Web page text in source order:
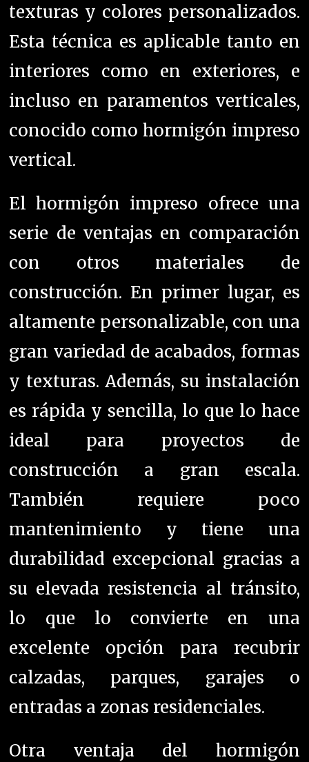
texturas y colores personalizados.
Esta técnica es aplicable tanto en
interiores como en exteriores, e
incluso en paramentos verticales,
conocido como hormigón impreso
vertical.
El hormigón impreso ofrece una
serie de ventajas en comparación
con otros materiales de
construcción. En primer lugar, es
altamente personalizable, con una
gran variedad de acabados, formas
y texturas. Además, su instalación
es rápida y sencilla, lo que lo hace
ideal para proyectos de
construcción a gran escala.
También requiere poco
mantenimiento y tiene una
durabilidad excepcional gracias a
su elevada resistencia al tránsito,
lo que lo convierte en una
excelente opción para recubrir
calzadas, parques, garajes o
entradas a zonas residenciales.
Otra ventaja del hormigón